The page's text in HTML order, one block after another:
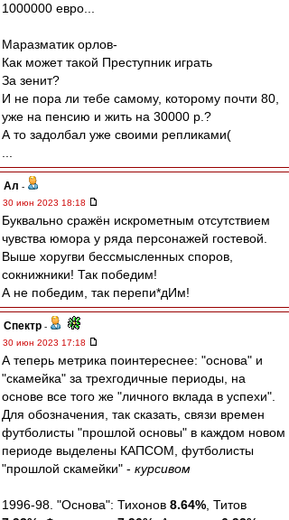
1000000 евро...
Маразматик орлов-
Как может такой Преступник играть
За зенит?
И не пора ли тебе самому, которому почти 80,
уже на пенсию и жить на 30000 р.?
А то задолбал уже своими репликами(
Ал -
30 июн 2023 18:18
Буквально сражён искрометным отсутствием
чувства юмора у ряда персонажей гостевой.
Выше хоругви бессмысленных споров,
сокнижники! Так победим!
А не победим, так перепи*дИм!
Спектр -
30 июн 2023 17:18
А теперь метрика поинтереснее: "основа" и
"скамейка" за трехгодичные периоды, на
основе все того же "личного вклада в успехи".
Для обозначения, так сказать, связи времен
футболисты "прошлой основы" в каждом новом
периоде выделены КАПСОМ, футболисты
"прошлой скамейки" - курсивом
1996-98. "Основа": Тихонов 8.64% , Титов